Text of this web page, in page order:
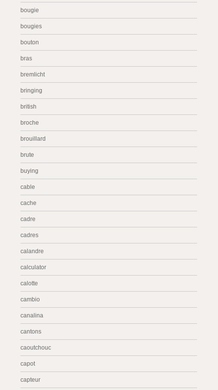
bougie
bougies
bouton
bras
bremlicht
bringing
british
broche
brouillard
brute
buying
cable
cache
cadre
cadres
calandre
calculator
calotte
cambio
canalina
cantons
caoutchouc
capot
capteur